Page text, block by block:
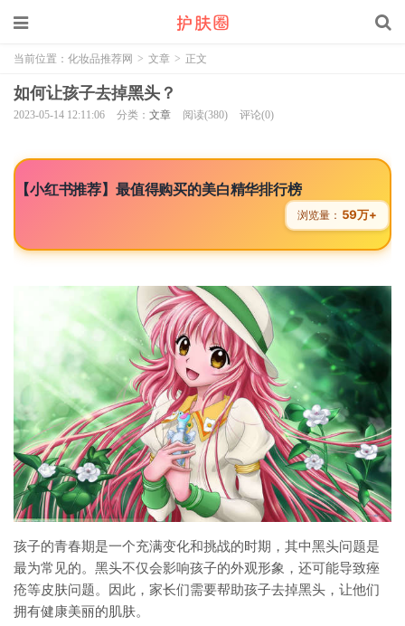
当前位置： 化妆品推荐网 > 文章 > 正文
如何让孩子去掉黑头？
2023-05-14 12:11:06 分类： 文章 阅读(380) 评论(0)
【小红书推荐】最值得购买的美白精华排行榜
浏览量： 59万+
孩子的青春期是一个充满变化和挑战的时期，其中黑头问题是
最为常见的。黑头不仅会影响孩子的外观形象，还可能导致痤
疮等皮肤问题。因此，家长们需要帮助孩子去掉黑头，让他们
拥有健康美丽的肌肤。